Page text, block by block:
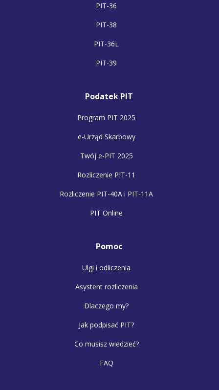
PIT-36
PIT-38
PIT-36L
PIT-39
Podatek PIT
Program PIT 2025
e-Urząd Skarbowy
Twój e-PIT 2025
Rozliczenie PIT-11
Rozliczenie PIT-40A i PIT-11A
PIT Online
Pomoc
Ulgi i odliczenia
Asystent rozliczenia
Dlaczego my?
Jak podpisać PIT?
Co musisz wiedzieć?
FAQ